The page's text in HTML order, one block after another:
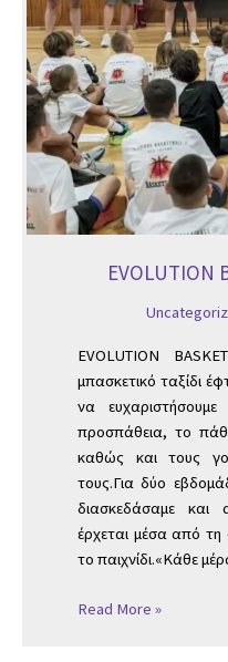
EVOLUTION
EVOLUTION
μπασκετικό ταξίδι
να
προσπάθεια, το
καθώς και τους
τους.Για δύο
διασκεδάσαμε και
έρχεται μέσα από τη
το παιχνίδι.«Κάθε
Read More »